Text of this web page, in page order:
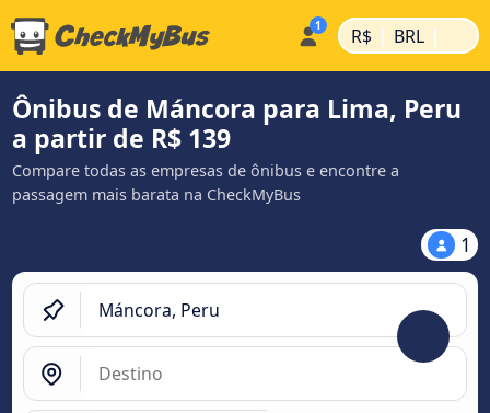
R$ | BRL |
Ônibus de Máncora para Lima, Peru
a partir de R$ 139
Compare todas as empresas de ônibus e encontre a
passagem mais barata na CheckMyBus
1